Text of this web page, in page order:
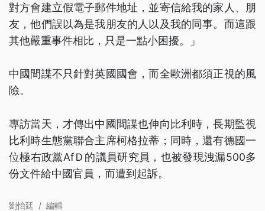
對方會建立假電子郵件地址，並寄信給我的家人、朋
友，他們誤以為是我朋友的人以及我的同事。而這跟
其他嚴重事件相比，只是一點小困擾。」
中國間諜不只針對英國國會，而全歐洲都須正視的風
險。
專訪當天，才傳出中國間諜也伸向比利時，長期監視
比利時生態黨聯合主席柯格拉蒂；同時，還有德國一
位極右政黨AfＤ的議員研究員，也被發現洩漏500多
份文件給中國官員，而遭到起訴。
劉怡廷 / 編輯